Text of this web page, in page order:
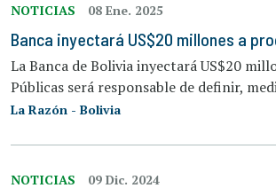
NOTICIAS 08 Ene. 2025
Banca inyectará US$20 millones a
La Banca de Bolivia inyectará US$20
Públicas será responsable de definir,
La Razón - Bolivia
NOTICIAS 09 Dic. 2024